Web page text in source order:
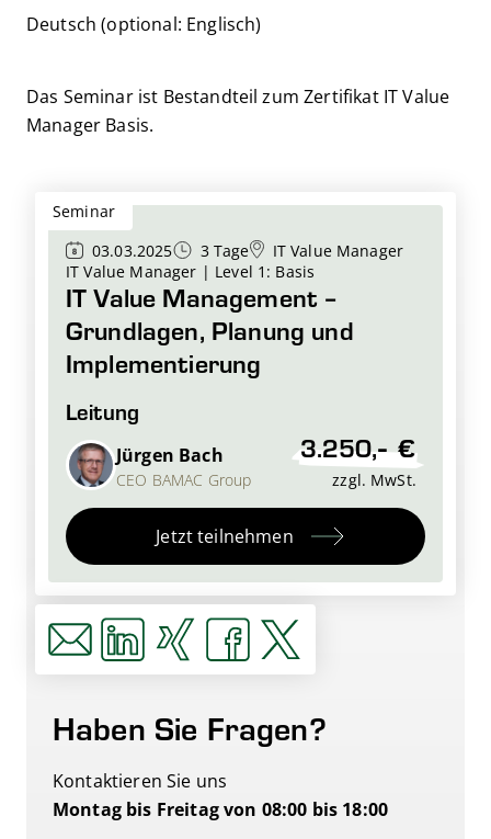
Deutsch (optional: Englisch)
Das Seminar ist Bestandteil zum Zertifikat IT Value
Manager Basis.
Seminar
03.03.2025
3 Tage
IT Value Manager
IT Value Manager | Level 1: Basis
IT Value Management –
Grundlagen, Planung und
Implementierung
Leitung
Jürgen Bach
CEO BAMAC Group
3.250,- €
zzgl. MwSt.
Jetzt teilnehmen
Haben Sie Fragen?
Kontaktieren Sie uns
Montag bis Freitag von 08:00 bis 18:00